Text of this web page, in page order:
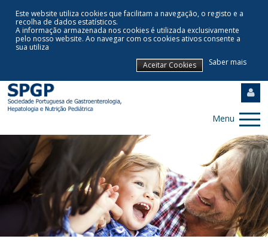
Este website utiliza cookies que facilitam a navegação, o registo e a
recolha de dados estatísticos.
A informação armazenada nos cookies é utilizada exclusivamente
pelo nosso website.Ao navegar com os cookies ativos consente a
sua utiliza
Saber mais
Aceitar Cookies
Menu